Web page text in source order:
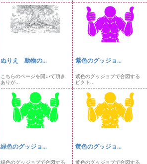
ぬりえ 動物の...
こちらのページを開いて頂き
ありが...
紫色のグッジョ...
紫色のグッジョブで合図する
ピクト...
緑色のグッジョ...
緑色のグッジョブで合図する
黄色のグッジョ...
黄色のグッジョブで合図する